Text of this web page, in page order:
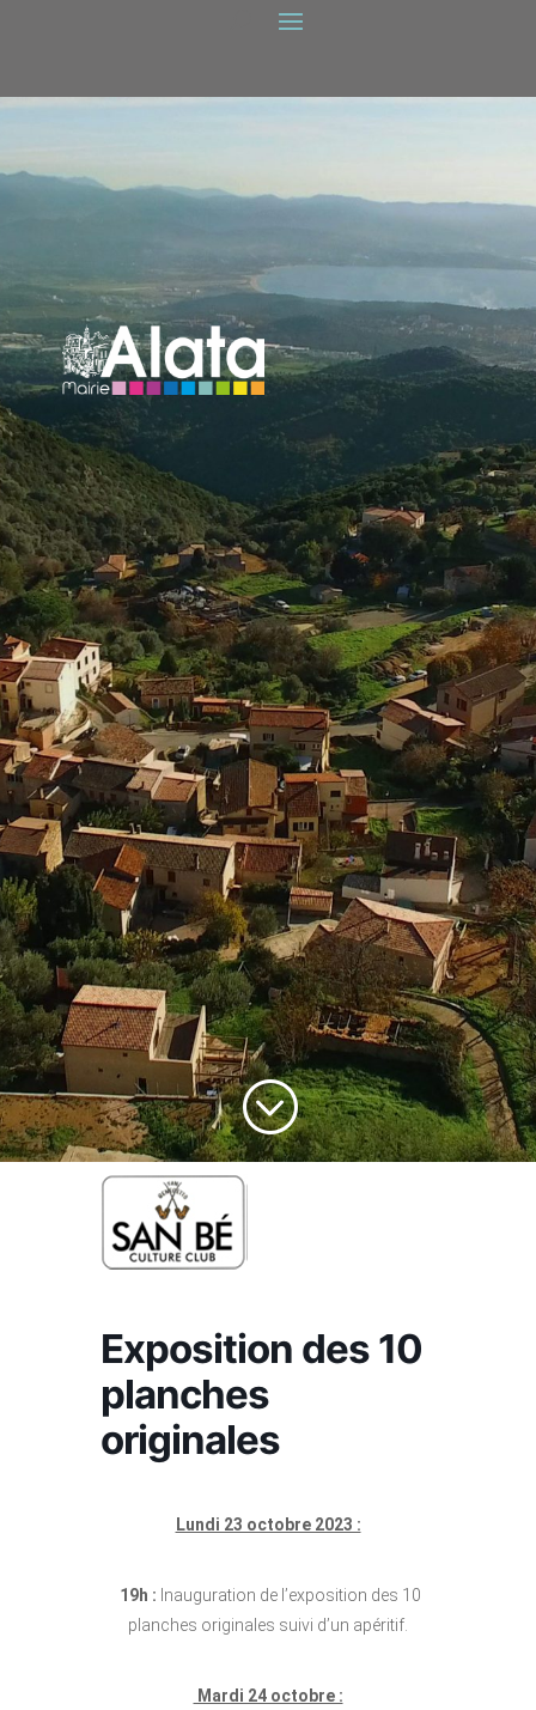
;
Exposition des 10
planches
originales
Lundi 23 octobre 2023 :
19h : Inauguration de l’exposition des 10
planches originales suivi d’un apéritif.
Mardi 24 octobre :